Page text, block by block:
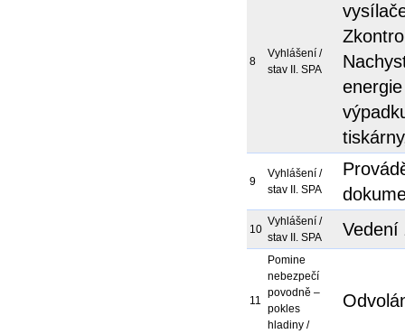
8
Vyhlášení /
stav II. SPA
9
Vyhlášení /
stav II. SPA
10
Vyhlášení /
stav II. SPA
Vedení
11
Pomine
nebezpečí
povodně –
pokles
hladiny /